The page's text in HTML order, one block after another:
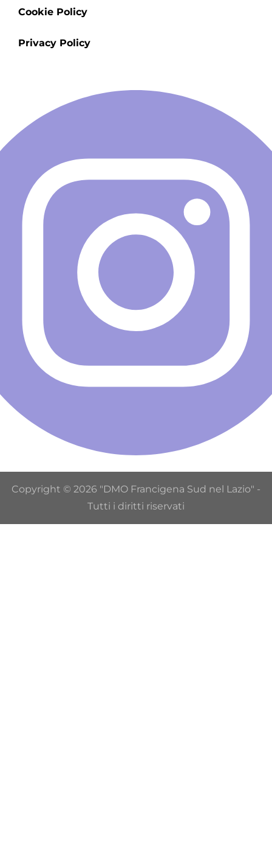
Cookie Policy
Privacy Policy
Copyright © 2026 "DMO Francigena Sud nel Lazio" -
Tutti i diritti riservati